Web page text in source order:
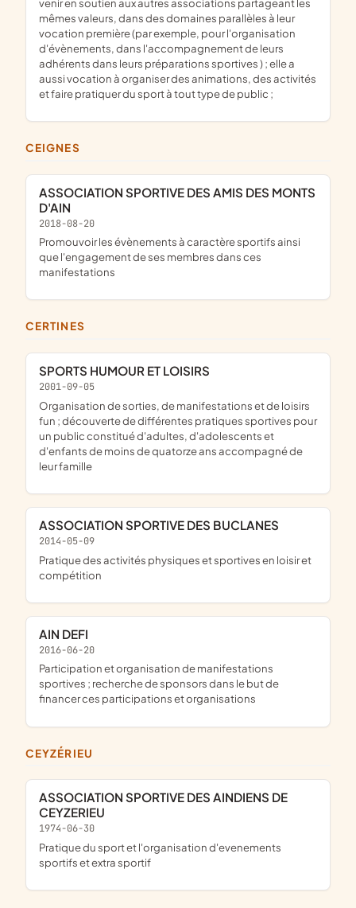
venir en soutien aux autres associations partageant les
mêmes valeurs, dans des domaines parallèles à leur
vocation première (par exemple, pour l'organisation
d'évènements, dans l'accompagnement de leurs
adhérents dans leurs préparations sportives ) ; elle a
aussi vocation à organiser des animations, des activités
et faire pratiquer du sport à tout type de public ;
CEIGNES
ASSOCIATION SPORTIVE DES AMIS DES MONTS
D'AIN
2018-08-20
promouvoir les évènements à caractère sportifs ainsi
que l'engagement de ses membres dans ces
manifestations
CERTINES
SPORTS HUMOUR ET LOISIRS
2001-09-05
organisation de sorties, de manifestations et de loisirs
fun ; découverte de différentes pratiques sportives pour
un public constitué d'adultes, d'adolescents et
d'enfants de moins de quatorze ans accompagné de
leur famille
ASSOCIATION SPORTIVE DES BUCLANES
2014-05-09
pratique des activités physiques et sportives en loisir et
compétition
AIN DEFI
2016-06-20
participation et organisation de manifestations
sportives ; recherche de sponsors dans le but de
financer ces participations et organisations
CEYZÉRIEU
ASSOCIATION SPORTIVE DES AINDIENS DE
CEYZERIEU
1974-06-30
pratique du sport et l'organisation d'evenements
sportifs et extra sportif